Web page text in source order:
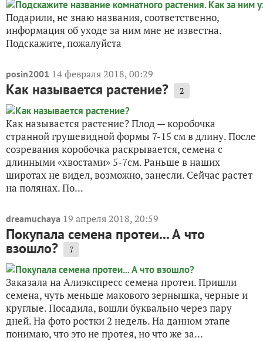
Подарили, не знаю названия, соответственно,
информация об уходе за ним мне не известна.
Подскажите, пожалуйста
posin2001 14 февраля 2018, 00:29
Как называется растение? 2
Как называется растение? Плод — коробочка
странной грушевидной формы 7-15 см в длину. После
созревания коробочка раскрывается, семена с
длинными «хвостами» 5-7см. Раньше в наших
широтах не видел, возможно, занесли. Сейчас растет
на полянах. По...
dreamuchaya 19 апреля 2018, 20:59
Покупала семена протеи... А что
взошло? 7
Заказала на Алиэкспресс семена протеи. Пришли
семена, чуть меньше макового зернышка, черные и
круглые. Посадила, вошли буквально через пару
дней. На фото ростки 2 недель. На данном этапе
понимаю, что это не протея, но что же за...